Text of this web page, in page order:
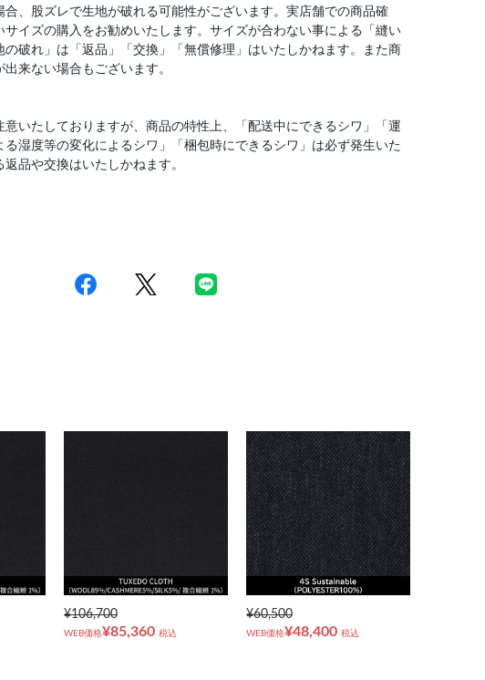
合、股ズレで生地が破れる可能性がございます。実店舗での商品確
サイズの購入をお勧めいたします。サイズが合わない事による「縫い
の破れ」は「返品」「交換」「無償修理」はいたしかねます。また商
来ない場合もございます。
意いたしておりますが、商品の特性上、「配送中にできるシワ」「運
る湿度等の変化によるシワ」「梱包時にできるシワ」は必ず発生いた
返品や交換はいたしかねます。
¥106,700
WEB価格¥85,360 税込
¥60,500
WEB価格¥48,400 税込